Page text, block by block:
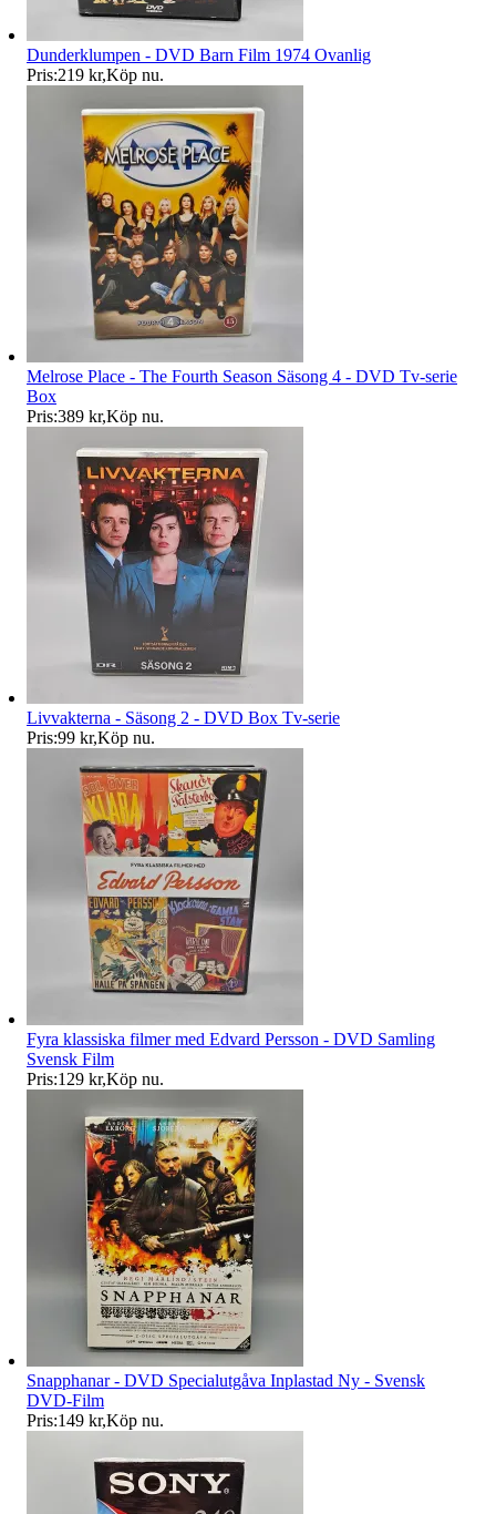
Dunderklumpen - DVD Barn Film 1974 Ovanlig
Pris:219 kr,Köp nu.
Melrose Place - The Fourth Season Säsong 4 - DVD Tv-serie
Box
Pris:389 kr,Köp nu.
Livvakterna - Säsong 2 - DVD Box Tv-serie
Pris:99 kr,Köp nu.
Fyra klassiska filmer med Edvard Persson - DVD Samling
Svensk Film
Pris:129 kr,Köp nu.
Snapphanar - DVD Specialutgåva Inplastad Ny - Svensk
DVD-Film
Pris:149 kr,Köp nu.